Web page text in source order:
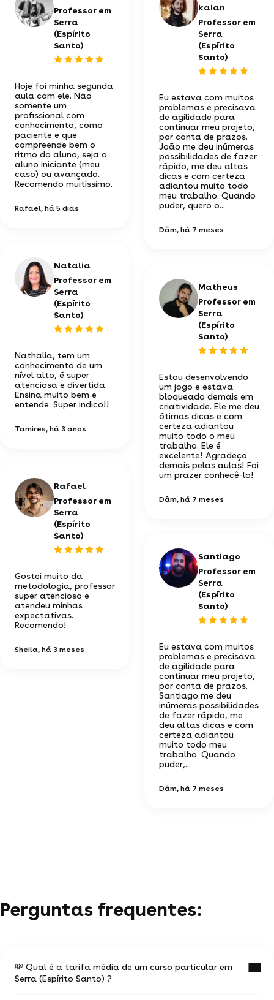
Professor em
Serra
(Espírito
Santo)
Hoje foi minha segunda
aula com ele. Não
somente um
profissional com
conhecimento, como
paciente e que
compreende bem o
ritmo do aluno, seja o
aluno iniciante (meu
caso) ou avançado.
Recomendo muitíssimo.
Rafael, há 5 dias
Natalia
Professor em
Serra
(Espírito
Santo)
Nathalia, tem um
conhecimento de um
nível alto, é super
atenciosa e divertida.
Ensina muito bem e
entende. Super indico!!
Tamires, há 3 anos
Rafael
Professor em
Serra
(Espírito
Santo)
Gostei muito da
metodologia, professor
super atencioso e
atendeu minhas
expectativas.
Recomendo!
Sheila, há 3 meses
kaian
Professor em
Serra
(Espírito
Santo)
Eu estava com muitos
problemas e precisava
de agilidade para
continuar meu projeto,
por conta de prazos.
João me deu inúmeras
possibilidades de fazer
rápido, me deu altas
dicas e com certeza
adiantou muito todo
meu trabalho. Quando
puder, quero o...
Dâm, há 7 meses
Matheus
Professor em
Serra
(Espírito
Santo)
Estou desenvolvendo
um jogo e estava
bloqueado demais em
criatividade. Ele me deu
ótimas dicas e com
certeza adiantou
muito todo o meu
trabalho. Ele é
excelente! Agradeço
demais pelas aulas! Foi
um prazer conhecê-lo!
Dâm, há 7 meses
Santiago
Professor em
Serra
(Espírito
Santo)
Eu estava com muitos
problemas e precisava
de agilidade para
continuar meu projeto,
por conta de prazos.
Santiago me deu
inúmeras possibilidades
de fazer rápido, me
deu altas dicas e com
certeza adiantou
muito todo meu
trabalho. Quando
puder,...
Dâm, há 7 meses
Perguntas frequentes:
💸 Qual é a tarifa média de um curso particular em
Serra (Espírito Santo) ?